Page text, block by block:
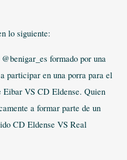
lo siguiente:
formado por una
participar en una porra para el
Eibar VS CD Eldense. Quien
a formar parte de un
CD Eldense VS Real